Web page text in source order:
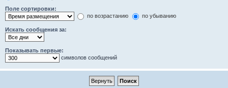
Поле сортировки:
по возрастанию
по убыванию
Искать сообщения за:
Показывать первые:
символов сообщений